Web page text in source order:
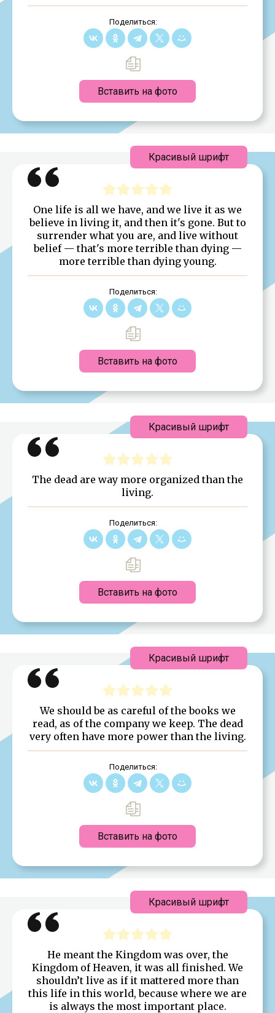
Поделиться:
Вставить на фото
One life is all we have, and we live it as we
believe in living it, and then it's gone. But to
surrender what you are, and live without
belief — that's more terrible than dying —
more terrible than dying young.
Поделиться:
Вставить на фото
Красивый шрифт
The dead are way more organized than the
living.
Поделиться:
Вставить на фото
Красивый шрифт
We should be as careful of the books we
read, as of the company we keep. The dead
very often have more power than the living.
Поделиться:
Вставить на фото
Красивый шрифт
He meant the Kingdom was over, the
Kingdom of Heaven, it was all finished. We
shouldn’t live as if it mattered more than
this life in this world, because where we are
is always the most important place.
Красивый шрифт